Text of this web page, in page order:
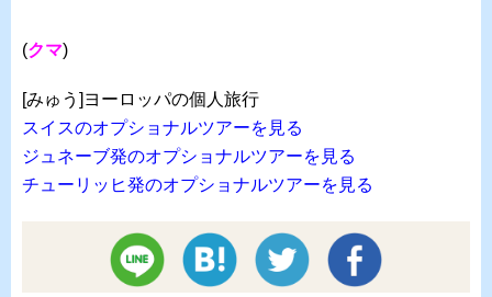
(クマ)
[みゅう]ヨーロッパの個人旅行
スイスのオプショナルツアーを見る
ジュネーブ発のオプショナルツアーを見る
チューリッヒ発のオプショナルツアーを見る